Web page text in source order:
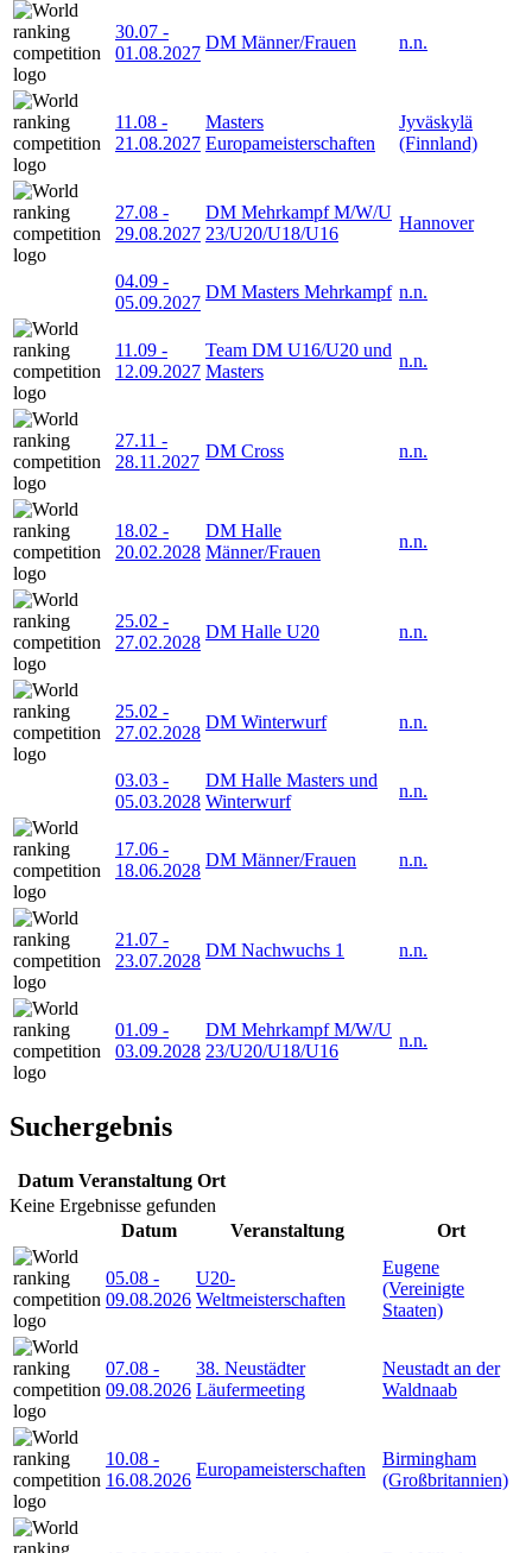
30.07 -
01.08.2027
DM Männer/Frauen n.n.
11.08 -
21.08.2027
Masters
Europameisterschaften
Jyväskylä
(Finnland)
27.08 -
29.08.2027
DM Mehrkampf M/W/U
23/U20/U18/U16
Hannover
04.09 -
05.09.2027
DM Masters Mehrkampf n.n.
11.09 -
12.09.2027
Team DM U16/U20 und
Masters
n.n.
27.11 -
28.11.2027
DM Cross n.n.
18.02 -
20.02.2028
DM Halle
Männer/Frauen
n.n.
25.02 -
27.02.2028
DM Halle U20 n.n.
25.02 -
27.02.2028
DM Winterwurf n.n.
03.03 -
05.03.2028
DM Halle Masters und
Winterwurf
n.n.
17.06 -
18.06.2028
DM Männer/Frauen n.n.
21.07 -
23.07.2028
DM Nachwuchs 1 n.n.
01.09 -
03.09.2028
DM Mehrkampf M/W/U
23/U20/U18/U16
n.n.
Suchergebnis
Datum Veranstaltung Ort
Keine Ergebnisse gefunden
Datum
Veranstaltung Ort
05.08 -
09.08.2026
U20-
Weltmeisterschaften
Eugene
(Vereinigte
Staaten)
07.08 -
09.08.2026
38. Neustädter
Läufermeeting
Neustadt an der
Waldnaab
10.08 -
16.08.2026
Europameisterschaften
Birmingham
(Großbritannien)